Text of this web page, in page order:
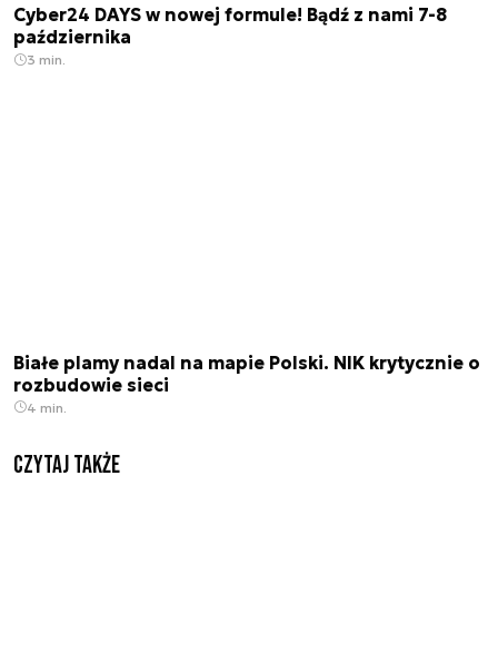
Cyber24 DAYS w nowej formule! Bądź z nami 7-8
października
3 min.
Białe plamy nadal na mapie Polski. NIK krytycznie o
rozbudowie sieci
4 min.
Czytaj także